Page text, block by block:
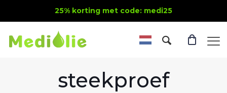
25% korting met code: medi25
steekproef